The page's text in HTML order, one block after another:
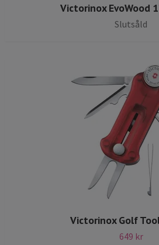
Victorinox EvoWood
Slutsåld
Victorinox Golf
649 kr